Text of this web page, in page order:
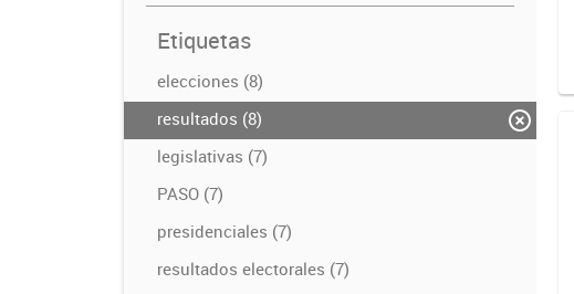
Etiquetas
elecciones (8)
resultados (8)
legislativas (7)
PASO (7)
presidenciales (7)
resultados electorales (7)